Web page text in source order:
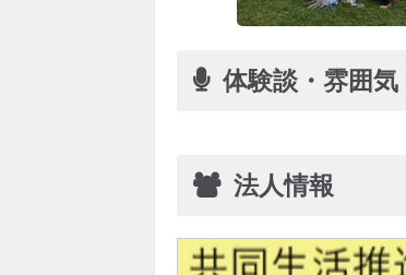
体験談・雰囲気
法人情報